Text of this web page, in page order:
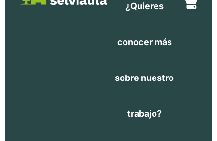
¿Quieres
conocer más
sobre nuestro
trabajo?